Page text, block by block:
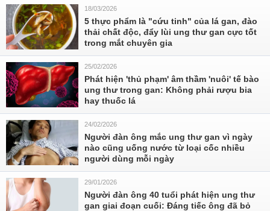
18/03/2026
5 thực phẩm là "cứu tinh" của lá gan, đào
thải chất độc, đẩy lùi ung thư gan cực tốt
trong mắt chuyên gia
25/02/2026
Phát hiện 'thủ phạm' âm thầm 'nuôi' tế bào
ung thư trong gan: Không phải rượu bia
hay thuốc lá
24/02/2026
Người đàn ông mắc ung thư gan vì ngày
nào cũng uống nước từ loại cốc nhiều
người dùng mỗi ngày
29/01/2026
Người đàn ông 40 tuổi phát hiện ung thư
gan giai đoạn cuối: Đáng tiếc ông đã bỏ